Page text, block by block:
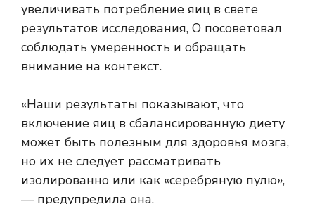
увеличивать потребление яиц в свете
результатов исследования, О посоветовал
соблюдать умеренность и обращать
внимание на контекст.
«Наши результаты показывают, что
включение яиц в сбалансированную диету
может быть полезным для здоровья мозга,
но их не следует рассматривать
изолированно или как «серебряную пулю»,
— предупредила она.